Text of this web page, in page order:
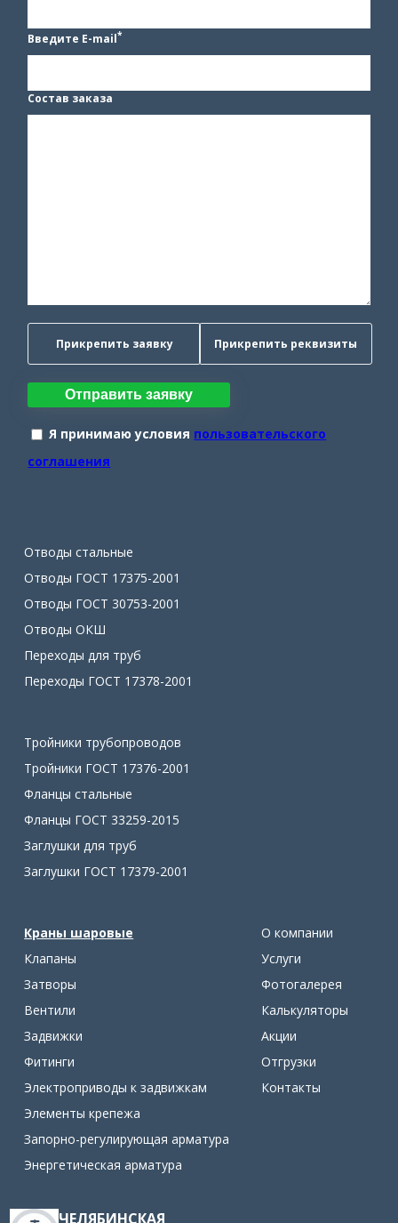
Введите E-mail*
Состав заказа
Прикрепить заявку Прикрепить реквизиты
Отправить заявку
Я принимаю условия пользовательского
соглашения
Отводы стальные
Отводы ГОСТ 17375-2001
Отводы ГОСТ 30753-2001
Отводы ОКШ
Переходы для труб
Переходы ГОСТ 17378-2001
Тройники трубопроводов
Тройники ГОСТ 17376-2001
Фланцы стальные
Фланцы ГОСТ 33259-2015
Заглушки для труб
Заглушки ГОСТ 17379-2001
Краны шаровые
Клапаны
Затворы
Вентили
Задвижки
Фитинги
Электроприводы к задвижкам
Элементы крепежа
Запорно-регулирующая арматура
Энергетическая арматура
О компании
Услуги
Фотогалерея
Калькуляторы
Акции
Отгрузки
Контакты
ЧЕЛЯБИНСКАЯ